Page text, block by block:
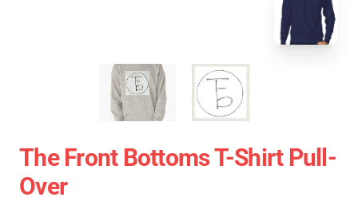
The Front Bottoms T-Shirt Pull-
Over